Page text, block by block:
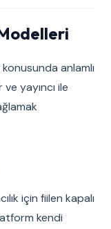
anlamlı
yayıncı ile
için fiilen kapalı
kendi